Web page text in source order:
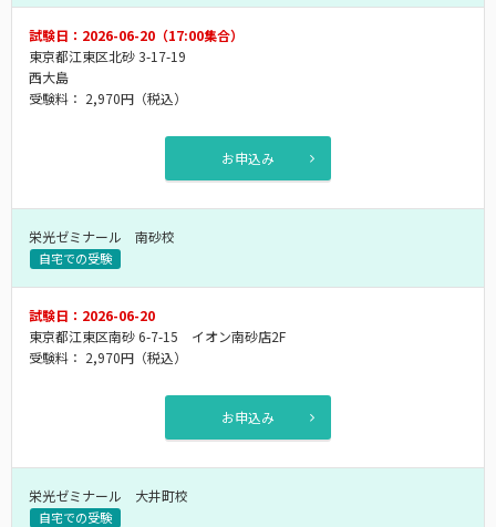
試験日：2026-06-20（17:00集合）
東京都江東区北砂 3-17-19
西大島
受験料： 2,970円 （税込）
お申込み
栄光ゼミナール 南砂校
自宅での受験
試験日：2026-06-20
東京都江東区南砂 6-7-15 イオン南砂店2F
受験料： 2,970円 （税込）
お申込み
栄光ゼミナール 大井町校
自宅での受験